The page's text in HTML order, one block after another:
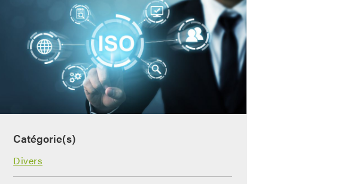
Catégorie(s)
Divers